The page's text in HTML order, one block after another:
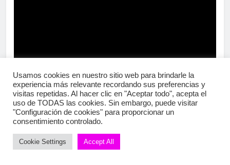
Usamos cookies en nuestro sitio web para brindarle la
experiencia más relevante recordando sus preferencias y
visitas repetidas. Al hacer clic en "Aceptar todo", acepta el
uso de TODAS las cookies. Sin embargo, puede visitar
"Configuración de cookies" para proporcionar un
consentimiento controlado.
Cookie Settings Accept All